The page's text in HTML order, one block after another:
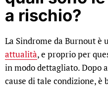
a rischio?
La Sindrome da Burnout è
attualità, e proprio per
in modo dettagliato. Dopo
cause di tale condizione,